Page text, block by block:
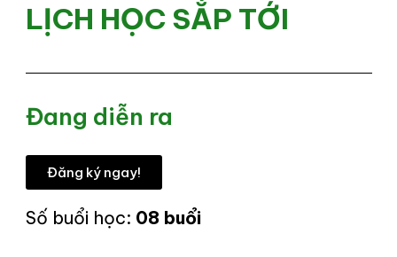
LỊCH HỌC SẮP TỚI
Đang diễn ra
Đăng ký ngay!
Số buổi học: 08 buổi